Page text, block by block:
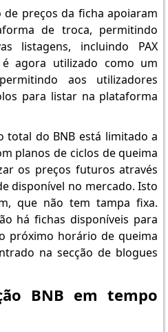
preços da ficha apoiaram
de troca, permitindo
listagens, incluindo PAX
agora utilizado como um
aos utilizadores
para listar na plataforma
total do BNB está limitado a
planos de ciclos de queima
os preços futuros através
disponível no mercado. Isto
que não tem tampa fixa.
há fichas disponíveis para
próximo horário de queima
na secção de blogues
BNB em tempo